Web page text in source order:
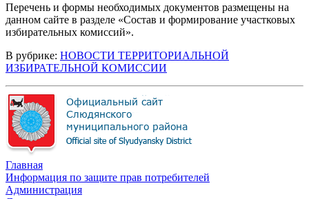
Перечень и формы необходимых документов размещены на
данном сайте в разделе «Состав и формирование участковых
избирательных комиссий».
В рубрике: НОВОСТИ ТЕРРИТОРИАЛЬНОЙ
ИЗБИРАТЕЛЬНОЙ КОМИССИИ
Главная
Информация по защите прав потребителей
Администрация